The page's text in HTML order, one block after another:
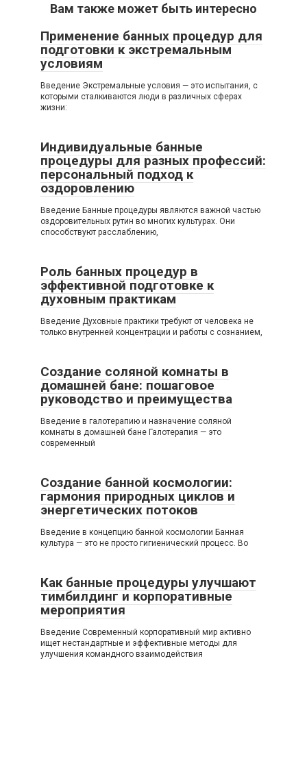
Вам также может быть интересно
Применение банных процедур для
подготовки к экстремальным
условиям
Введение Экстремальные условия — это испытания, с
которыми сталкиваются люди в различных сферах
жизни:
Индивидуальные банные
процедуры для разных профессий:
персональный подход к
оздоровлению
Введение Банные процедуры являются важной частью
оздоровительных рутин во многих культурах. Они
способствуют расслаблению,
Роль банных процедур в
эффективной подготовке к
духовным практикам
Введение Духовные практики требуют от человека не
только внутренней концентрации и работы с сознанием,
Создание соляной комнаты в
домашней бане: пошаговое
руководство и преимущества
Введение в галотерапию и назначение соляной
комнаты в домашней бане Галотерапия — это
современный
Создание банной космологии:
гармония природных циклов и
энергетических потоков
Введение в концепцию банной космологии Банная
культура — это не просто гигиенический процесс. Во
Как банные процедуры улучшают
тимбилдинг и корпоративные
мероприятия
Введение Современный корпоративный мир активно
ищет нестандартные и эффективные методы для
улучшения командного взаимодействия